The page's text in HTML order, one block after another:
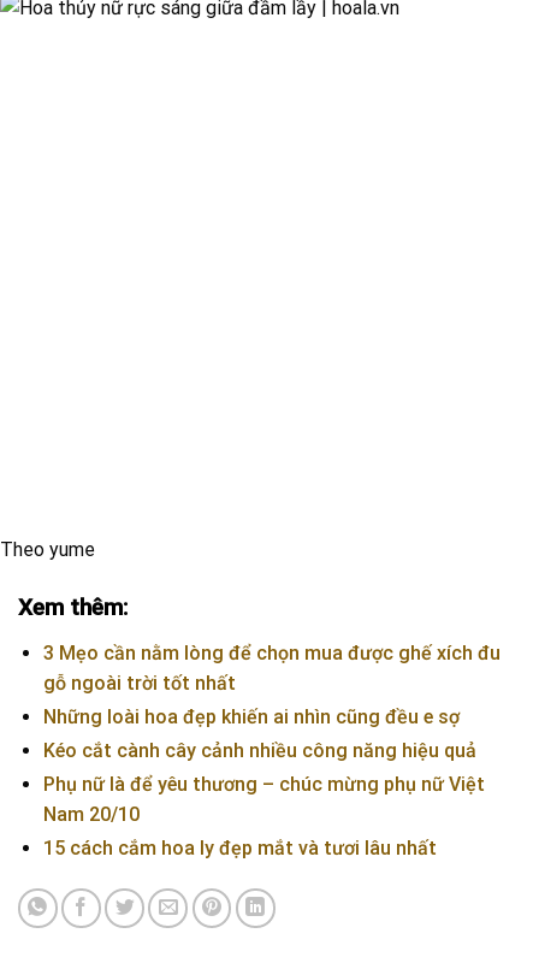
Theo yume
Xem thêm:
3 Mẹo cần nằm lòng để chọn mua được ghế xích đu
gỗ ngoài trời tốt nhất
Những loài hoa đẹp khiến ai nhìn cũng đều e sợ
Kéo cắt cành cây cảnh nhiều công năng hiệu quả
Phụ nữ là để yêu thương – chúc mừng phụ nữ Việt
Nam 20/10
15 cách cắm hoa ly đẹp mắt và tươi lâu nhất